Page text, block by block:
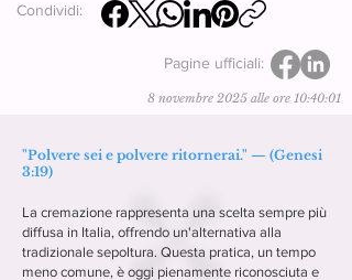
Condividi:
Pagine ufficiali:
8 novembre 2025 alle ore 10:40:01
"Polvere sei e polvere ritornerai." — (Genesi
3:19)
La cremazione rappresenta una scelta sempre più
diffusa in Italia, offrendo un'alternativa alla
tradizionale sepoltura. Questa pratica, un tempo
meno comune, è oggi pienamente riconosciuta e